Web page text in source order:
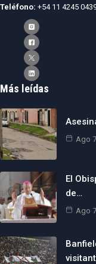
Teléfono: +54 11 4245
Más leídas
Ago
El
de…
Ago